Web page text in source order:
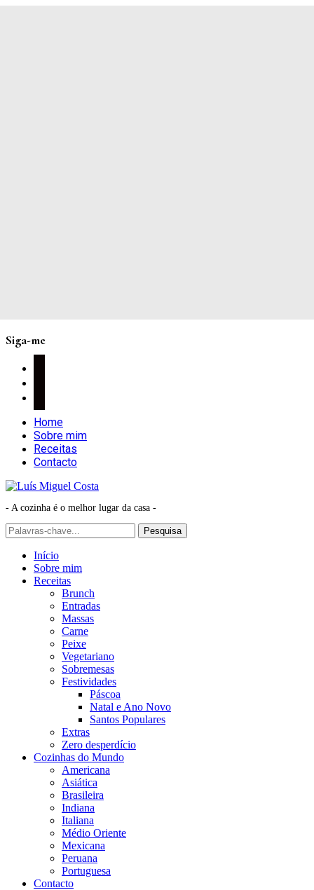
Siga-me
Home
Sobre mim
Receitas
Contacto
- A cozinha é o melhor lugar da casa -
Início
Sobre mim
Receitas
Brunch
Entradas
Massas
Carne
Peixe
Vegetariano
Sobremesas
Festividades
Páscoa
Natal e Ano Novo
Santos Populares
Extras
Zero desperdício
Cozinhas do Mundo
Americana
Asiática
Brasileira
Indiana
Italiana
Médio Oriente
Mexicana
Peruana
Portuguesa
Contacto